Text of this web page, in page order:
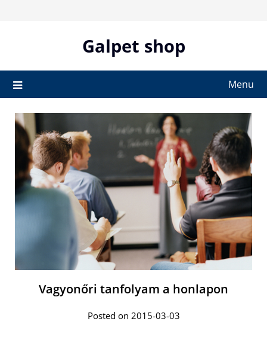
Galpet shop
Menu
Vagyonőri tanfolyam a honlapon
Posted on 2015-03-03